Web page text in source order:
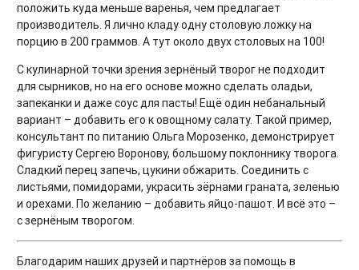
положить куда меньше варенья, чем предлагает
производитель. Я лично кладу одну столовую ложку на
порцию в 200 граммов. А тут около двух столовых на 100!
С кулинарной точки зрения зернёный творог не подходит
для сырников, но на его основе можно сделать оладьи,
запеканки и даже соус для пасты! Ещё один небанальный
вариант – добавить его к овощному салату. Такой пример,
консультант по питанию Ольга Морозенко, демонстрирует
фигуристу Сергею Воронову, большому поклоннику творога.
Сладкий перец запечь, цукини обжарить. Соединить с
листьями, помидорами, украсить зёрнами граната, зеленью
и орехами. По желанию – добавить яйцо-пашот. И всё это –
с зернёным творогом.
Благодарим наших друзей и партнёров за помощь в